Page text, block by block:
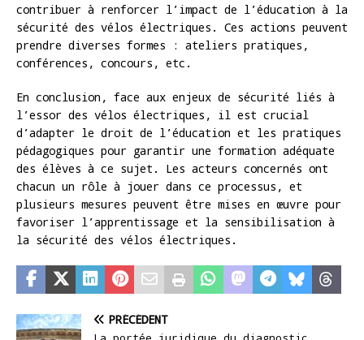
contribuer à renforcer l’impact de l’éducation à la
sécurité des vélos électriques. Ces actions peuvent
prendre diverses formes : ateliers pratiques,
conférences, concours, etc.
En conclusion, face aux enjeux de sécurité liés à
l’essor des vélos électriques, il est crucial
d’adapter le droit de l’éducation et les pratiques
pédagogiques pour garantir une formation adéquate
des élèves à ce sujet. Les acteurs concernés ont
chacun un rôle à jouer dans ce processus, et
plusieurs mesures peuvent être mises en œuvre pour
favoriser l’apprentissage et la sensibilisation à
la sécurité des vélos électriques.
PRÉCÉDENT